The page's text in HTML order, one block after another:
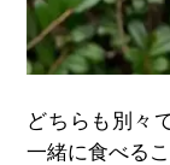
どちらも別々
一緒に食べる